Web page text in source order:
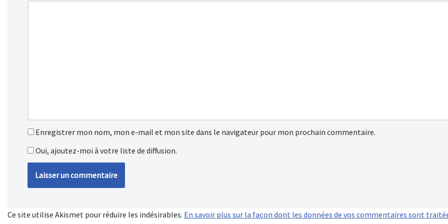
Enregistrer mon nom, mon e-mail et mon site dans le navigateur pour mon prochain commentaire.
Oui, ajoutez-moi à votre liste de diffusion.
Ce site utilise Akismet pour réduire les indésirables. En savoir plus sur la façon dont les données de vos commentaires sont